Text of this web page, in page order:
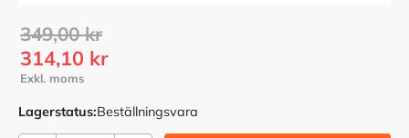
Nedsatt pris:
314,10 kr
Ordinarie pris:
349,00kr
Lagerstatus Beställningsvara